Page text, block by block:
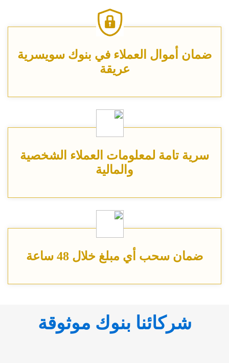
ضمان أموال العملاء في بنوك سويسرية
عريقة
سرية تامة لمعلومات العملاء الشخصية
والمالية
ضمان سحب أي مبلغ خلال 48 ساعة
شركائنا بنوك موثوقة